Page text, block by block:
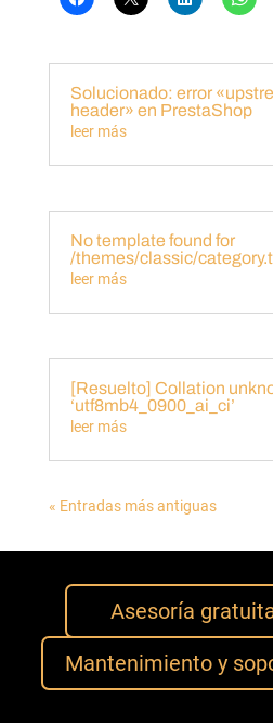
Solucionado: error
header» en PrestaShop
leer más
No template found for
/themes/classic/
leer más
[Resuelto] Collation
‘utf8mb4_0900_ai_ci’
leer más
« Entradas más antiguas
Asesoría
Mantenimiento y